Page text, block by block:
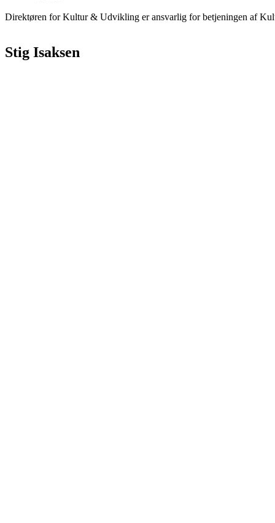
Direktøren for Kultur & Udvikling er ansvarlig for betjeningen af
Stig Isaksen